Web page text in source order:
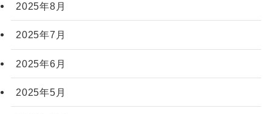
2025年8月
2025年7月
2025年6月
2025年5月